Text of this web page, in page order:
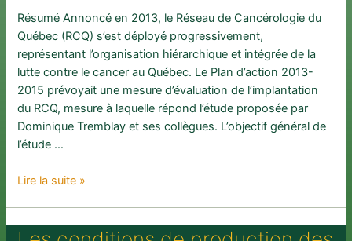
optimiser
la
capacité
de
faire
face
aux
situations
une
de
cas
Résumé Annoncé en 2013, le Réseau de Cancérologie du
Québec (RCQ) s’est déployé progressivement,
représentant l’organisation hiérarchique et intégrée de la
lutte contre le cancer au Québec. Le Plan d’action 2013-
2015 prévoyait une mesure d’évaluation de l’implantation
du RCQ, mesure à laquelle répond l’étude proposée par
Dominique Tremblay et ses collègues. L’objectif général de
l’étude …
Mieux
réseaux
Lire la suite »